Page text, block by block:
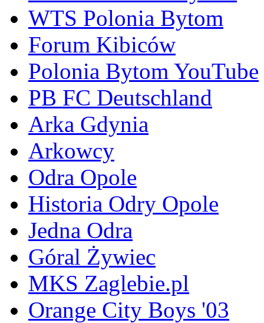
WTS Polonia Bytom
Forum Kibiców
Polonia Bytom YouTube
PB FC Deutschland
Arka Gdynia
Arkowcy
Odra Opole
Historia Odry Opole
Jedna Odra
Góral Żywiec
MKS Zaglebie.pl
Orange City Boys '03